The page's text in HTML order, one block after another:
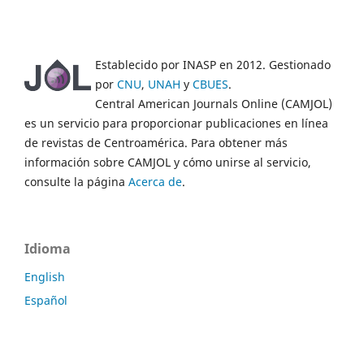
Establecido por INASP en 2012. Gestionado
por CNU, UNAH y CBUES.
Central American Journals Online (CAMJOL)
es un servicio para proporcionar publicaciones en línea
de revistas de Centroamérica. Para obtener más
información sobre CAMJOL y cómo unirse al servicio,
consulte la página Acerca de.
Idioma
English
Español